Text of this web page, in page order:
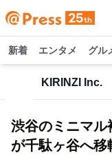
新着 エンタメ グル
KIRINZI Inc.
渋谷のミニマル
が千駄ヶ谷へ